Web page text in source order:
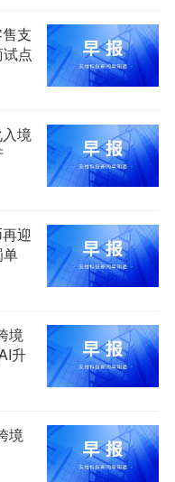
支
点
境
迎
境
升
境